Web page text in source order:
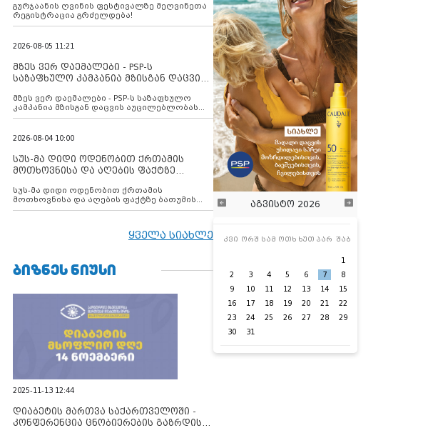
გურჯაანის ღვინის ფესტივალზე მეღვინეთა
რეგისტრაცია გრძელდება!
2026-08-05 11:21
მზეს ვერ დაემალები - PSP-ს
საზაფხულო კამპანია მზისგან დაცვის
მზეს ვერ დაემალები - PSP-ს საზაფხულო
კამპანია მზისგან დაცვის აუცილებლობას
გვახსენებს
2026-08-04 10:00
სუს-მა დიდი ოდენობით ქრთამის
მოთხოვნისა და აღების ფაქტზე
დააკავა
სუს-მა დიდი ოდენობით ქრთამის
მოთხოვნისა და აღების ფაქტზე ბათუმის
მერიის თანამშრომელი დააკავა
ყველა სიახლე
ᲑᲘᲖᲜᲔᲡ ᲜᲘᲣᲡᲘ
2025-11-13 12:44
დიაბეტის მართვა საქართველოში -
კონფერენცია ცნობიერების გაზრდისა
აგვისტო 2026
კვი ორშ სამ ოთხ ხუთ პარ შაბ
1
2
3 4 5 6 7
8
9
10 11 12 13 14
15
16
17 18 19 20 21
22
23
24 25 26 27 28
29
30
31